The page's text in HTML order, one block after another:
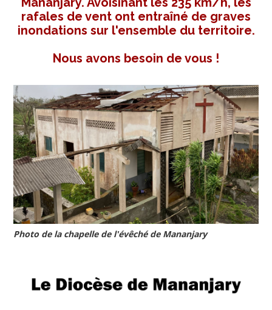
rafales de vent ont entraîné de graves
inondations sur l'ensemble du territoire.
Nous avons besoin de vous !
Photo de la chapelle de l'évêché de Mananjary